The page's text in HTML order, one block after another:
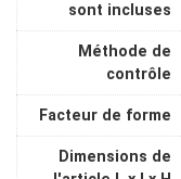
sont incluses
Méthode de
contrôle
Facteur de forme
Dimensions de